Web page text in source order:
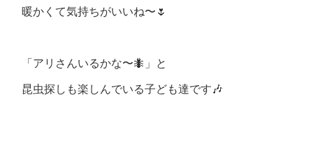
暖かくて気持ちがいいね〜🌷
「アリさんいるかな〜🐜」と
昆虫探しも楽しんでいる子ども達です🎶